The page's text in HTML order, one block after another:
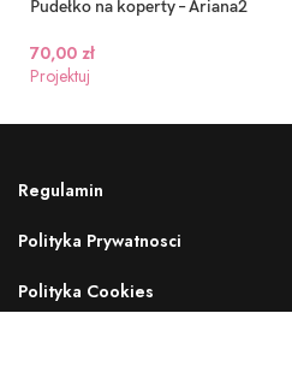
Pudełko na koperty – Ariana2
70,00 zł
Projektuj
Regulamin
Polityka Prywatnosci
Polityka Cookies